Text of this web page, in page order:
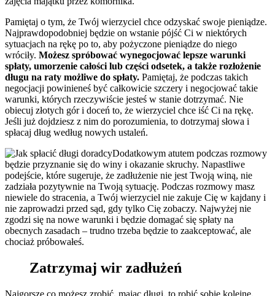
Pamiętaj o tym, że Twój wierzyciel chce odzyskać swoje pieniądze.
Najprawdopodobniej będzie on wstanie pójść Ci w niektórych
sytuacjach na rękę po to, aby pożyczone pieniądze do niego
wróciły. Możesz spróbować wynegocjować lepsze warunki
spłaty, umorzenie całości lub części odsetek, a także rozłożenie
długu na raty możliwe do spłaty. Pamiętaj, że podczas takich
negocjacji powinieneś być całkowicie szczery i negocjować takie
warunki, których rzeczywiście jesteś w stanie dotrzymać. Nie
obiecuj złotych gór i doceń to, że wierzyciel chce iść Ci na rękę.
Jeśli już dojdziesz z nim do porozumienia, to dotrzymaj słowa i
spłacaj dług według nowych ustaleń.
Dodatkowym atutem podczas rozmowy
będzie przyznanie się do winy i okazanie skruchy. Napastliwe
podejście, które sugeruje, że zadłużenie nie jest Twoją winą, nie
zadziała pozytywnie na Twoją sytuację. Podczas rozmowy masz
niewiele do stracenia, a Twój wierzyciel nie zakuje Cię w kajdany i
nie zaprowadzi przed sąd, gdy tylko Cię zobaczy. Najwyżej nie
zgodzi się na nowe warunki i będzie domagać się spłaty na
obecnych zasadach – trudno trzeba będzie to zaakceptować, ale
chociaż próbowałeś.
Zatrzymaj wir zadłużeń
Najgorsze co możesz zrobić, mając długi, to robić sobie kolejne.